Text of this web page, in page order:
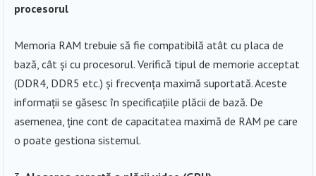
procesorul
Memoria RAM trebuie să fie compatibilă atât cu placa de
bază, cât și cu procesorul. Verifică tipul de memorie acceptat
(DDR4, DDR5 etc.) și frecvența maximă suportată. Aceste
informații se găsesc în specificațiile plăcii de bază. De
asemenea, ține cont de capacitatea maximă de RAM pe care
o poate gestiona sistemul.